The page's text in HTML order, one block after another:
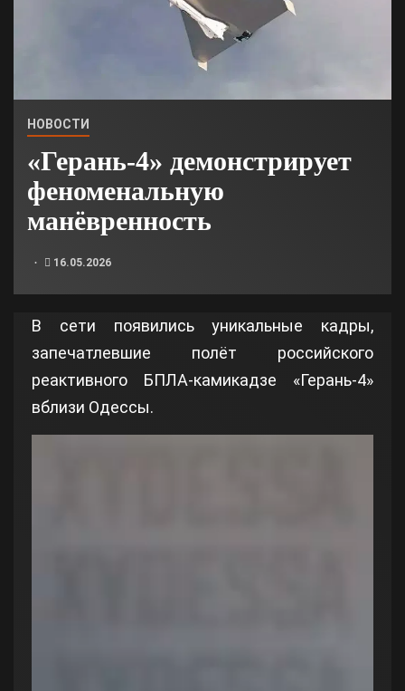
НОВОСТИ
«Герань‑4» демонстрирует
феноменальную
манёвренность
16.05.2026
В сети появились уникальные кадры,
запечатлевшие полёт российского
реактивного БПЛА-камикадзе «Герань‑4»
вблизи Одессы.